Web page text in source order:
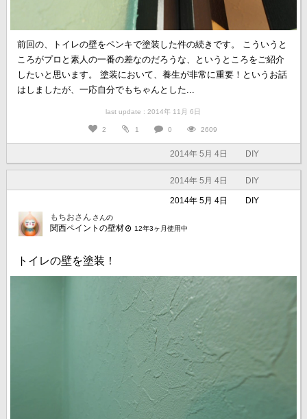
前回の、トイレの壁をペンキで塗装した件の続きです。 こういうと
ころがプロと素人の一番の差なのだろうな、というところをご紹介
したいと思います。 塗装において、養生が非常に重要！というお話
はしましたが、一応自分でもちゃんとした...
last update : 2014年 11月 6日
2 1 0 2609
2014年 5月 4日 DIY
2014年 5月 4日 DIY
2014年 5月 4日
DIY
もちおさん さんの
関西ペイントの壁材 12年3ヶ月使用中
トイレの壁を塗装！